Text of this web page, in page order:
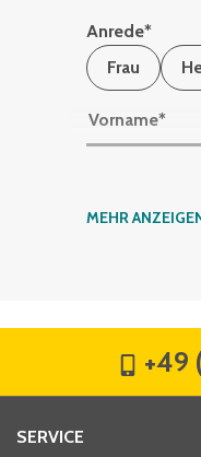
Anrede*
Frau
Vorname*
Nachname*
MEHR
+49
SERVICE